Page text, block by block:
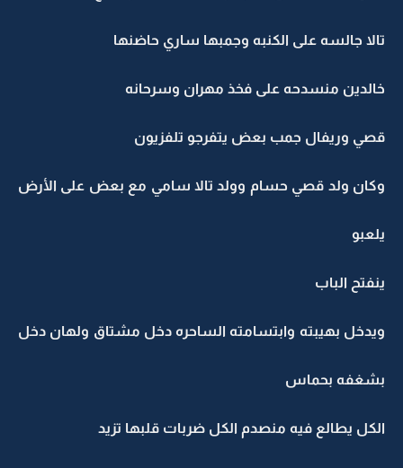
تالا جالسه على الكنبه وجمبها ساري حاضنها
خالدين منسدحه على فخذ مهران وسرحانه
قصي وريفال جمب بعض يتفرجو تلفزيون
وكان ولد قصي حسام وولد تالا سامي مع بعض على الأرض
يلعبو
ينفتح الباب
ويدخل بهيبته وابتسامته الساحره دخل مشتاق ولهان دخل
بشغفه بحماس
الكل يطالع فيه منصدم الكل ضربات قلبها تزيد